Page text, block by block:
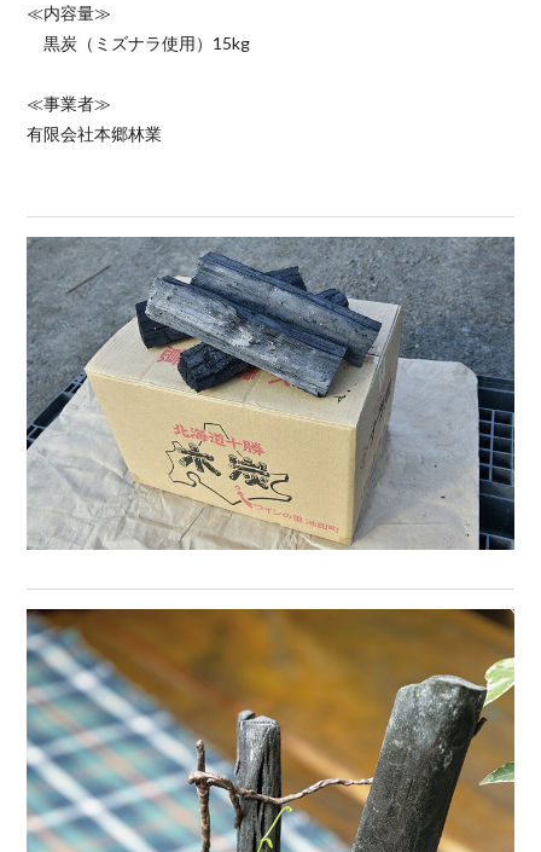
≪内容量≫
黒炭（ミズナラ使用）15kg
≪事業者≫
有限会社本郷林業